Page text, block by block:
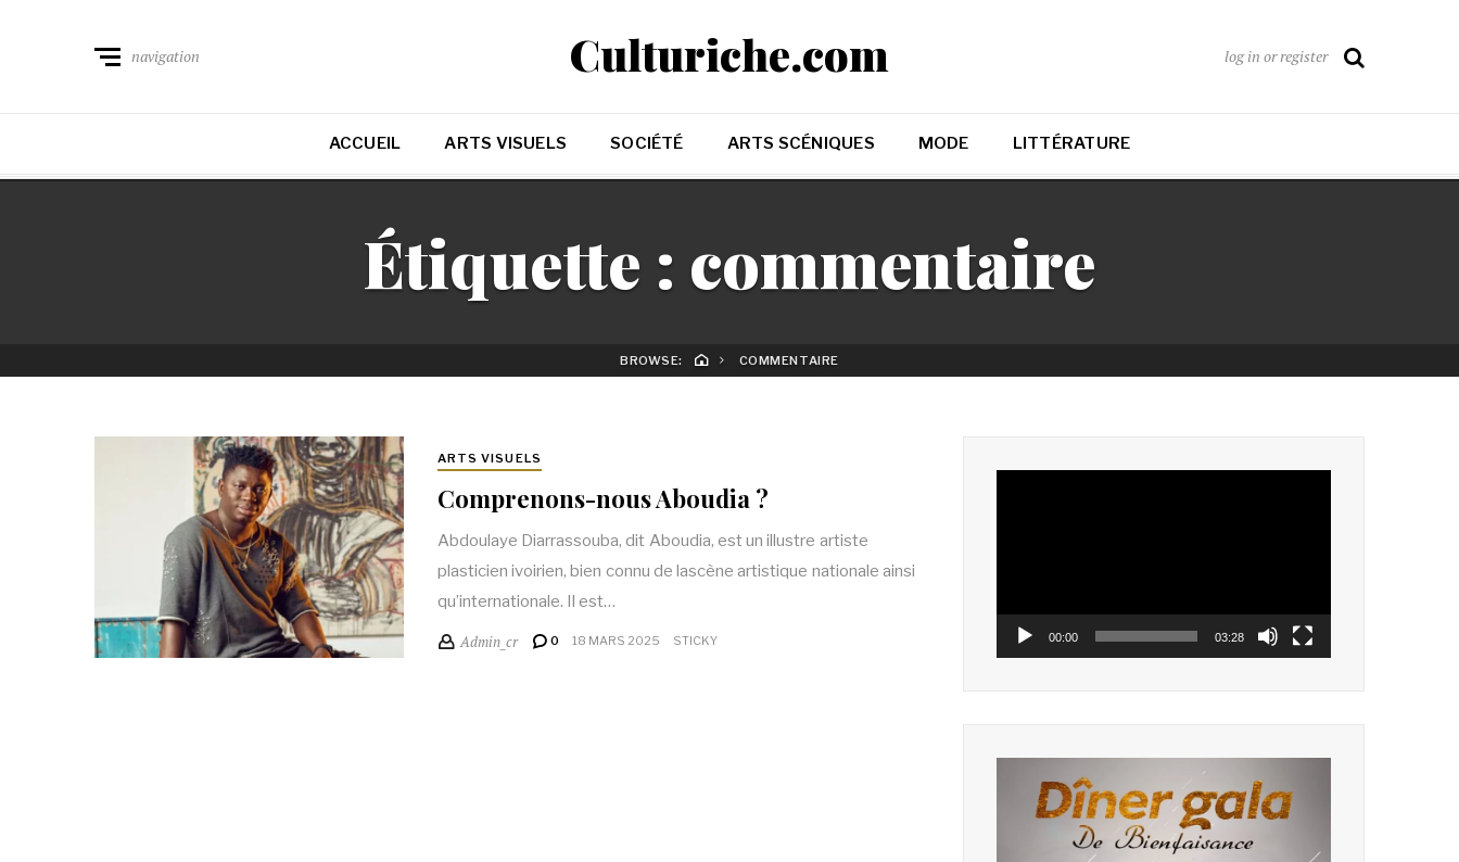
Culturiche.com
navigation log in or register
ACCUEIL ARTS VISUELS SOCIÉTÉ ARTS SCÉNIQUES MODE LITTÉRATURE
Étiquette : commentaire
BROWSE: COMMENTAIRE
ARTS VISUELS
Comprenons-nous Aboudia ?
Abdoulaye Diarrassouba, dit Aboudia, est un illustre artiste
plasticien ivoirien, bien connu de lascène artistique nationale ainsi
qu’internationale. Il est…
Admin_cr 0 18 MARS 2025 STICKY 00:00 03:28